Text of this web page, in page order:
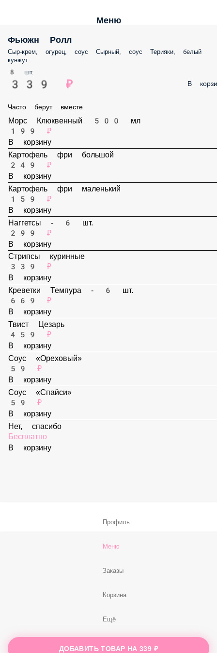
Меню
Фьюжн Ролл
Сыр-крем, огурец, соус Сырный, соус Терияки, белый кунжут
8 шт.
339 ₽
Морс Клюквенный 500 мл
199 ₽
В корзину
Картофель фри большой
249 ₽
В корзину
Картофель фри маленький
159 ₽
В корзину
Наггетсы - 6 шт.
299 ₽
В корзину
Стрипсы куринные
339 ₽
В корзину
Креветки Темпура - 6 шт.
669 ₽
В корзину
Твист Цезарь
В корзину
Соус «Ореховый»
59 ₽
В корзину
Соус «Спайси»
ДОБАВИТЬ ТОВАР НА339 ₽
Заказы